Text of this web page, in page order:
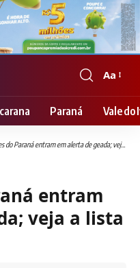
Font
Resizer
Aa
Paraná Vale do
Paraná entram em alerta de geada; veja a lista completa
entram
veja a lista